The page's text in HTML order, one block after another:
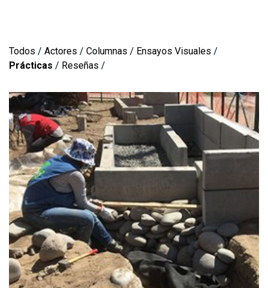
Todos / Actores / Columnas / Ensayos Visuales /
Prácticas / Reseñas /